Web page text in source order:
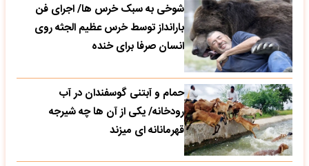
شوخی به سبک خرس ها/ اجرای فن
بارانداز توسط خرس عظیم الجثه روی
انسان صرفا برای خنده
حمام و آبتنی گوسفندان در آب
رودخانه/ یکی از آن ها چه شیرجه
قهرمانانه ای میزند